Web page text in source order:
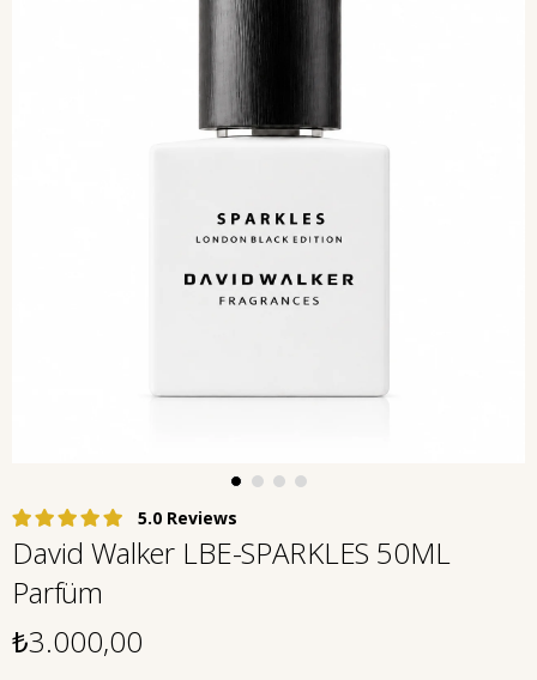
5.0
David Walker LBE-SPARKLES 50ML
Parfüm
₺3.000,00